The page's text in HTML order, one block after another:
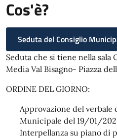
Cos'è?
Seduta del Consiglio
Seduta che si tiene nella
Media Val Bisagno- Piazza
ORDINE DEL GIORNO:
Approvazione del verbale
Municipale del 19/01/
Interpellanza su piano di